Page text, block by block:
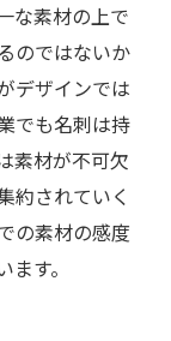
な素材の上で
のではないか
デザインでは
でも名刺は持
素材が不可欠
約されていく
の素材の感度
す。